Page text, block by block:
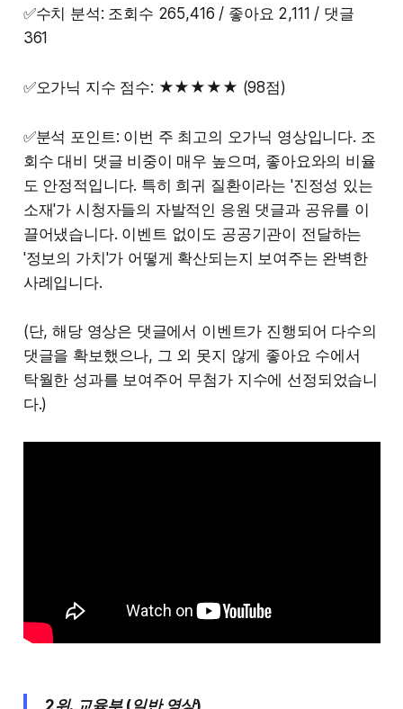
✅수치 분석: 조회수 265,416 / 좋아요 2,111 / 댓글
361
✅오가닉 지수 점수: ★★★★★ (98점)
✅분석 포인트: 이번 주 최고의 오가닉 영상입니다. 조
회수 대비 댓글 비중이 매우 높으며, 좋아요와의 비율
도 안정적입니다. 특히 희귀 질환이라는 '진정성 있는
소재'가 시청자들의 자발적인 응원 댓글과 공유를 이
끌어냈습니다. 이벤트 없이도 공공기관이 전달하는
'정보의 가치'가 어떻게 확산되는지 보여주는 완벽한
사례입니다.
(단, 해당 영상은 댓글에서 이벤트가 진행되어 다수의
댓글을 확보했으나, 그 외 못지 않게 좋아요 수에서
탁월한 성과를 보여주어 무첨가 지수에 선정되었습니
다.)
2위. 교육부 (일반 영상)